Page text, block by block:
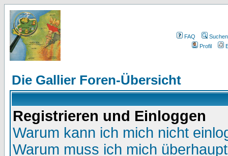
FAQ
Suchen
Profil
Die Gallier Foren-Übersicht
Registrieren und Einloggen
Warum kann ich mich nicht
Warum muss ich mich